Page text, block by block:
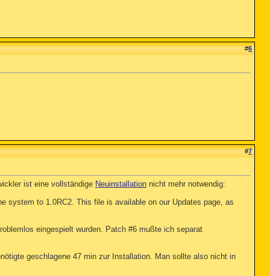
#6
#7
ist eine vollständige Neuinstallation nicht mehr notwendig:
system to 1.0RC2. This file is available on our Updates page, as
eingespielt wurden. Patch #6 mußte ich separat
geschlagene 47 min zur Installation. Man sollte also nicht in